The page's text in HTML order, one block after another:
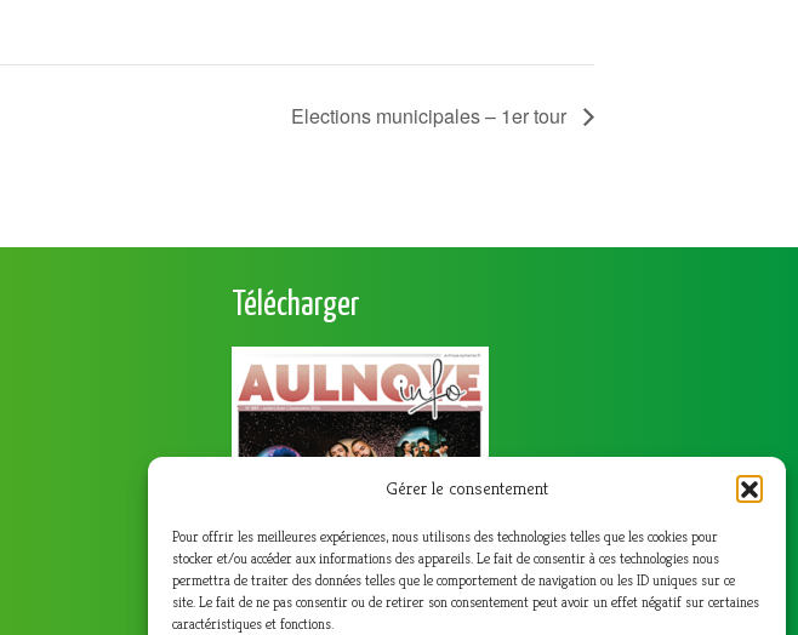
Gérer le consentement
Pour offrir les meilleures expériences, nous utilisons des technologies telles que les cookies pour
stocker et/ou accéder aux informations des appareils. Le fait de consentir à ces technologies nous
permettra de traiter des données telles que le comportement de navigation ou les ID uniques sur ce
site. Le fait de ne pas consentir ou de retirer son consentement peut avoir un effet négatif sur certaines
caractéristiques et fonctions.
Elections municipales – 1er tour
Télécharger